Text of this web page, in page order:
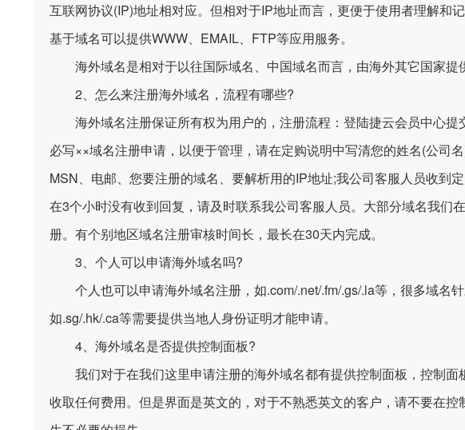
互联网协议(IP)地址相对应。但相对于IP地址而言，更便于使用者理解和
基于域名可以提供WWW、EMAIL、FTP等应用服务。
海外域名是相对于以往国际域名、中国域名而言，由海外其它国家提
2、怎么来注册海外域名，流程有哪些?
海外域名注册保证所有权为用户的，注册流程：登陆捷云会员中心提
必写××域名注册申请，以便于管理，请在定购说明中写清您的姓名(公司
MSN、电邮、您要注册的域名、要解析用的IP地址;我公司客服人员收到
在3个小时没有收到回复，请及时联系我公司客服人员。大部分域名我们
册。有个别地区域名注册审核时间长，最长在30天内完成。
3、个人可以申请海外域名吗?
个人也可以申请海外域名注册，如.com/.net/.fm/.gs/.la等，很多域名
如.sg/.hk/.ca等需要提供当地人身份证明才能申请。
4、海外域名是否提供控制面板?
我们对于在我们这里申请注册的海外域名都有提供控制面板，控制面
收取任何费用。但是界面是英文的，对于不熟悉英文的客户，请不要在